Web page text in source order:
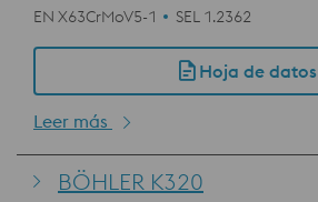
EN X63CrMoV5-1
SEL 1.2362
Hoja de datos
Leer más
BÖHLER K320